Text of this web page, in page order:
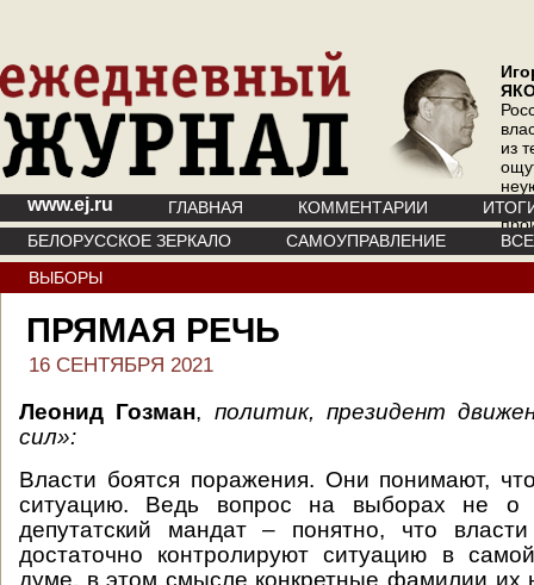
из
где
www.ej.ru ГЛАВНАЯ КОММЕНТАРИИ
БЕЛОРУССКОЕ ЗЕРКАЛО
САМОУПРАВЛЕНИЕ
ВЫБОРЫ
ПРЯМАЯ РЕЧЬ
16 СЕНТЯБРЯ 2021
Леонид Гозман, политик, президент
сил»:
Власти боятся поражения. Они понимают,
ситуацию. Ведь вопрос на выборах не о
депутатский мандат – понятно, что
достаточно контролируют ситуацию в
думе, в этом смысле конкретные фамилии их